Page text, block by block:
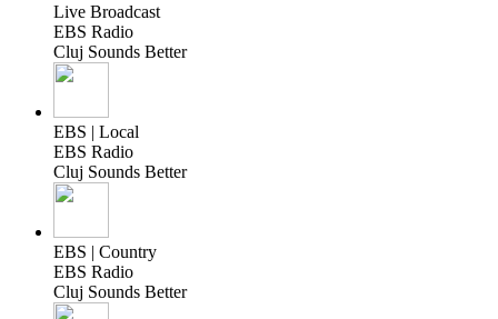
Live Broadcast
EBS Radio
Cluj Sounds Better
EBS | Local
EBS Radio
Cluj Sounds Better
EBS | Country
EBS Radio
Cluj Sounds Better